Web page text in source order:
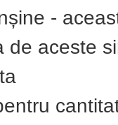
-
de aceste